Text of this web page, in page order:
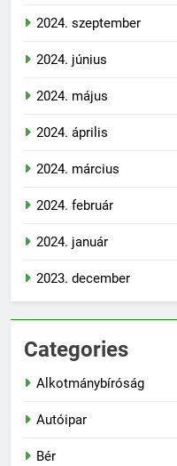
2024. szeptember
2024. június
2024. május
2024. április
2024. március
2024. február
2024. január
2023. december
Categories
Alkotmánybíróság
Autóipar
Bér